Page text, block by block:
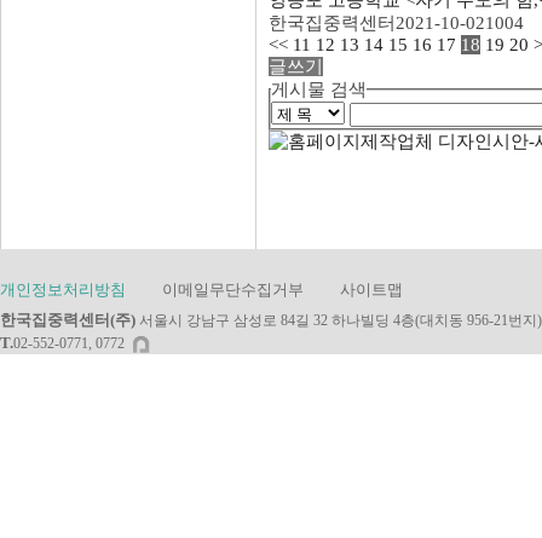
한국집중력센터 2021-10-021004
<< 11 12 13 14 15 16 17 18 19 20
글쓰기
게시물 검색
개인정보처리방침 이메일무단수집거부
사이트맵
한국집중력센터(주) 서울시 강남구 삼성로 84길 32 하나빌딩 4층(대치동 956-21번지)
T.02-552-0771, 0772